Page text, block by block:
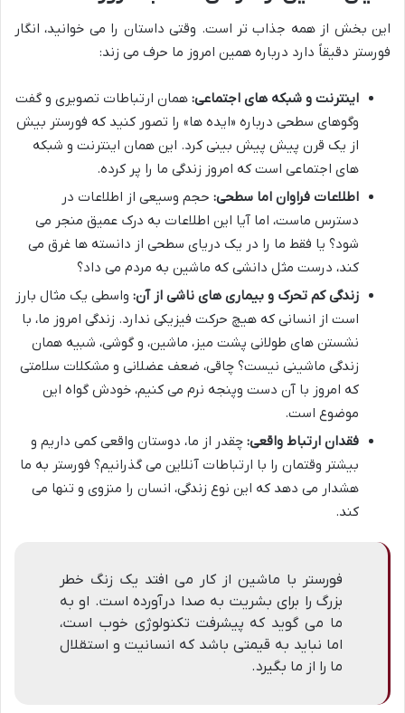
این بخش از همه جذاب تر است. وقتی داستان را می خوانید، انگار
فورستر دقیقاً دارد درباره همین امروز ما حرف می زند:
اینترنت و شبکه های اجتماعی: همان ارتباطات تصویری و گفت
وگوهای سطحی درباره «ایده ها» را تصور کنید که فورستر بیش
از یک قرن پیش پیش بینی کرد. این همان اینترنت و شبکه
های اجتماعی است که امروز زندگی ما را پر کرده.
اطلاعات فراوان اما سطحی: حجم وسیعی از اطلاعات در
دسترس ماست، اما آیا این اطلاعات به درک عمیق منجر می
شود؟ یا فقط ما را در یک دریای سطحی از دانسته ها غرق می
کند، درست مثل دانشی که ماشین به مردم می داد؟
زندگی کم تحرک و بیماری های ناشی از آن: واسطی یک مثال بارز
است از انسانی که هیچ حرکت فیزیکی ندارد. زندگی امروز ما، با
نشستن های طولانی پشت میز، ماشین، و گوشی، شبیه همان
زندگی ماشینی نیست؟ چاقی، ضعف عضلانی و مشکلات سلامتی
که امروز با آن دست وپنجه نرم می کنیم، خودش گواه این
موضوع است.
فقدان ارتباط واقعی: چقدر از ما، دوستان واقعی کمی داریم و
بیشتر وقتمان را با ارتباطات آنلاین می گذرانیم؟ فورستر به ما
هشدار می دهد که این نوع زندگی، انسان را منزوی و تنها می
کند.
فورستر با ماشین از کار می افتد یک زنگ خطر
بزرگ را برای بشریت به صدا درآورده است. او به
ما می گوید که پیشرفت تکنولوژی خوب است،
اما نباید به قیمتی باشد که انسانیت و استقلال
ما را از ما بگیرد.